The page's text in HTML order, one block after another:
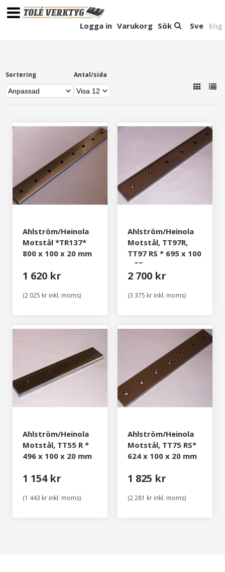
Sve Eng
Sök
Varukorg
Logga in
Sortering Antal/sida
Ahlström/Heinola
Motstål *TR137*
800 x 100 x 20 mm
1 620 kr
(2 025 kr inkl. moms)
Ahlström/Heinola
Motstål, TT97R,
TT97 RS * 695 x 100
x 25 mm
2 700 kr
(3 375 kr inkl. moms)
Ahlström/Heinola
Motstål, TT55 R *
496 x 100 x 20 mm
1 154 kr
(1 443 kr inkl. moms)
Ahlström/Heinola
Motstål, TT75 RS*
624 x 100 x 20 mm
1 825 kr
(2 281 kr inkl. moms)